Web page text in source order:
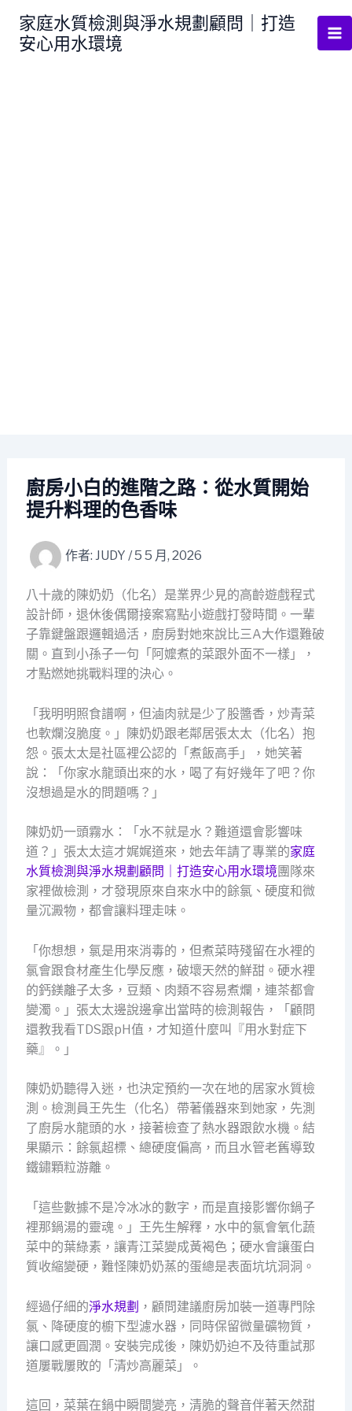
家庭水質檢測與淨水規劃顧問｜打造
安心用水環境
廚房小白的進階之路：從水質開始
提升料理的色香味
作者: JUDY /5 5 月, 2026
八十歲的陳奶奶（化名）是業界少見的高齡遊戲程式
設計師，退休後偶爾接案寫點小遊戲打發時間。一輩
子靠鍵盤跟邏輯過活，廚房對她來說比三A大作還難破
關。直到小孫子一句「阿嬤煮的菜跟外面不一樣」，
才點燃她挑戰料理的決心。
「我明明照食譜啊，但滷肉就是少了股醬香，炒青菜
也軟爛沒脆度。」陳奶奶跟老鄰居張太太（化名）抱
怨。張太太是社區裡公認的「煮飯高手」，她笑著
說：「你家水龍頭出來的水，喝了有好幾年了吧？你
沒想過是水的問題嗎？」
陳奶奶一頭霧水：「水不就是水？難道還會影響味
道？」張太太這才娓娓道來，她去年請了專業的家庭
水質檢測與淨水規劃顧問｜打造安心用水環境團隊來
家裡做檢測，才發現原來自來水中的餘氯、硬度和微
量沉澱物，都會讓料理走味。
「你想想，氯是用來消毒的，但煮菜時殘留在水裡的
氯會跟食材產生化學反應，破壞天然的鮮甜。硬水裡
的鈣鎂離子太多，豆類、肉類不容易煮爛，連茶都會
變濁。」張太太邊說邊拿出當時的檢測報告，「顧問
還教我看TDS跟pH值，才知道什麼叫『用水對症下
藥』。」
陳奶奶聽得入迷，也決定預約一次在地的居家水質檢
測。檢測員王先生（化名）帶著儀器來到她家，先測
了廚房水龍頭的水，接著檢查了熱水器跟飲水機。結
果顯示：餘氯超標、總硬度偏高，而且水管老舊導致
鐵鏽顆粒游離。
「這些數據不是冷冰冰的數字，而是直接影響你鍋子
裡那鍋湯的靈魂。」王先生解釋，水中的氯會氧化蔬
菜中的葉綠素，讓青江菜變成黃褐色；硬水會讓蛋白
質收縮變硬，難怪陳奶奶蒸的蛋總是表面坑坑洞洞。
經過仔細的淨水規劃 ，顧問建議廚房加裝一道專門除
氯、降硬度的櫥下型濾水器，同時保留微量礦物質，
讓口感更圓潤。安裝完成後，陳奶奶迫不及待重試那
道屢戰屢敗的「清炒高麗菜」。
這回，菜葉在鍋中瞬間變亮，清脆的聲音伴著天然甜